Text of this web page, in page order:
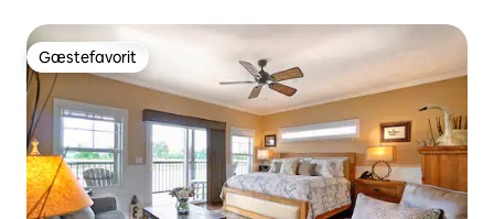
Gæstefavorit
Gæstefavorit